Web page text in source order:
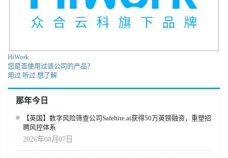
HiWork
您是否使用过该公司的产品？
用过 听过 想了解
那年今日
【英国】数字风险筛查公司Safehire.ai获得50万英镑融资，重塑招
聘风控体系
2026年08月07日